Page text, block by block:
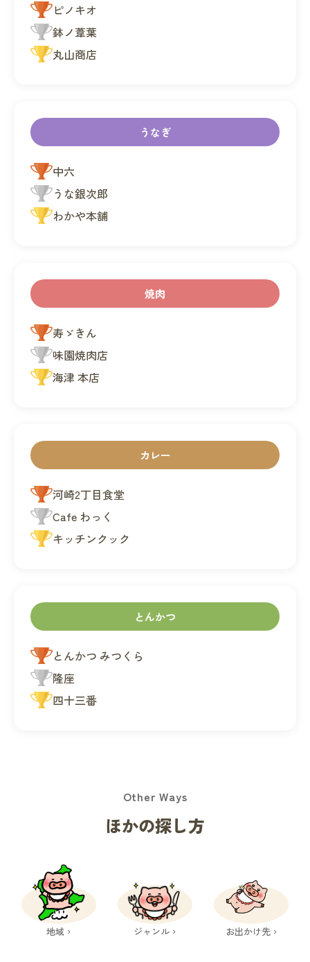
ピノキオ
鉢ノ葦葉
丸山商店
うなぎ
中六
うな銀次郎
わかや本舗
焼肉
寿ゞきん
味園焼肉店
海津 本店
カレー
河崎2丁目食堂
Cafe わっく
キッチンクック
とんかつ
とんかつ みつくら
隆座
四十三番
Other Ways
ほかの探し方
地域 › ジャンル › お出かけ先 ›